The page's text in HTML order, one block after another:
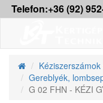
Telefon:+36 (92)
Gereblyék,
G 02 FHN - KÉZI